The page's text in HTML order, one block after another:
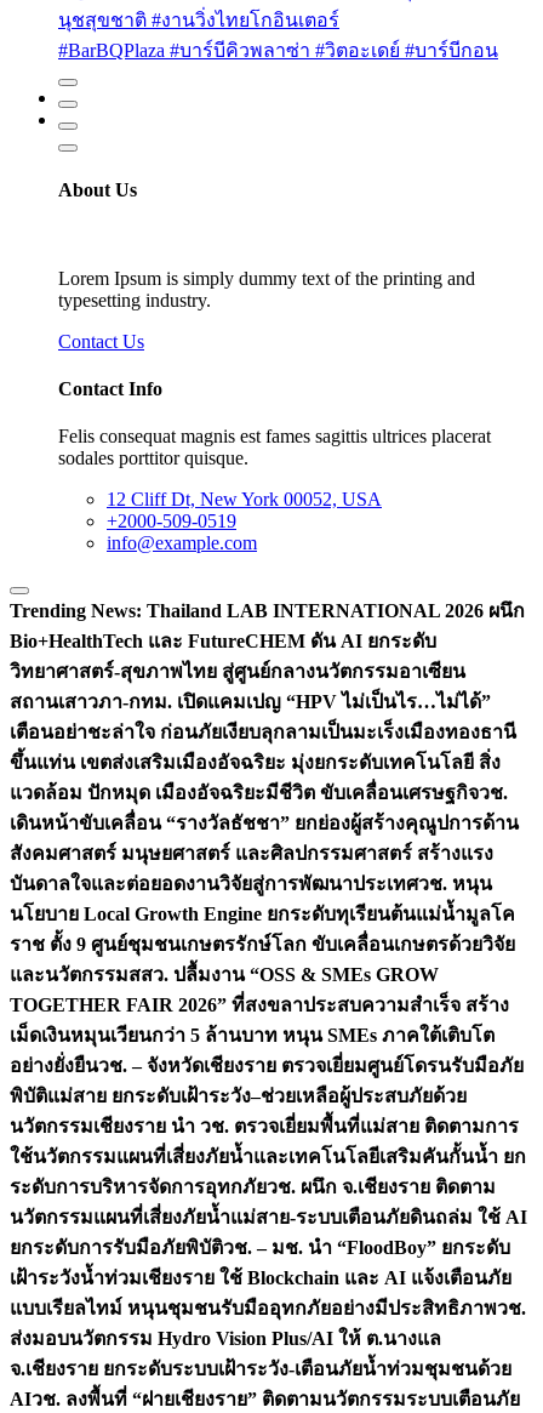
นุชสุขชาติ #งานวิ่งไทยโกอินเตอร์
#BarBQPlaza #บาร์บีคิวพลาซ่า #วิตอะเดย์ #บาร์บีกอน
About Us
Lorem Ipsum is simply dummy text of the printing and
typesetting industry.
Contact Us
Contact Info
Felis consequat magnis est fames sagittis ultrices placerat
sodales porttitor quisque.
12 Cliff Dt, New York 00052, USA
+2000-509-0519
info@example.com
Trending News: Thailand LAB INTERNATIONAL 2026 ผนึก
Bio+HealthTech และ FutureCHEM ดัน AI ยกระดับ
วิทยาศาสตร์-สุขภาพไทย สู่ศูนย์กลางนวัตกรรมอาเซียน
สถานเสาวภา-กทม. เปิดแคมเปญ “HPV ไม่เป็นไร…ไม่ได้”
เตือนอย่าชะล่าใจ ก่อนภัยเงียบลุกลามเป็นมะเร็งเมืองทองธานี
ขึ้นแท่น เขตส่งเสริมเมืองอัจฉริยะ มุ่งยกระดับเทคโนโลยี สิ่ง
แวดล้อม ปักหมุด เมืองอัจฉริยะมีชีวิต ขับเคลื่อนเศรษฐกิจวช.
เดินหน้าขับเคลื่อน “รางวัลธัชชา” ยกย่องผู้สร้างคุณูปการด้าน
สังคมศาสตร์ มนุษยศาสตร์ และศิลปกรรมศาสตร์ สร้างแรง
บันดาลใจและต่อยอดงานวิจัยสู่การพัฒนาประเทศวช. หนุน
นโยบาย Local Growth Engine ยกระดับทุเรียนต้นแม่น้ำมูลโค
ราช ตั้ง 9 ศูนย์ชุมชนเกษตรรักษ์โลก ขับเคลื่อนเกษตรด้วยวิจัย
และนวัตกรรมสสว. ปลื้มงาน “OSS & SMEs GROW
TOGETHER FAIR 2026” ที่สงขลาประสบความสำเร็จ สร้าง
เม็ดเงินหมุนเวียนกว่า 5 ล้านบาท หนุน SMEs ภาคใต้เติบโต
อย่างยั่งยืนวช. – จังหวัดเชียงราย ตรวจเยี่ยมศูนย์โดรนรับมือภัย
พิบัติแม่สาย ยกระดับเฝ้าระวัง–ช่วยเหลือผู้ประสบภัยด้วย
นวัตกรรมเชียงราย นำ วช. ตรวจเยี่ยมพื้นที่แม่สาย ติดตามการ
ใช้นวัตกรรมแผนที่เสี่ยงภัยน้ำและเทคโนโลยีเสริมคันกั้นน้ำ ยก
ระดับการบริหารจัดการอุทกภัยวช. ผนึก จ.เชียงราย ติดตาม
นวัตกรรมแผนที่เสี่ยงภัยน้ำแม่สาย-ระบบเตือนภัยดินถล่ม ใช้ AI
ยกระดับการรับมือภัยพิบัติวช. – มช. นำ “FloodBoy” ยกระดับ
เฝ้าระวังน้ำท่วมเชียงราย ใช้ Blockchain และ AI แจ้งเตือนภัย
แบบเรียลไทม์ หนุนชุมชนรับมืออุทกภัยอย่างมีประสิทธิภาพวช.
ส่งมอบนวัตกรรม Hydro Vision Plus/AI ให้ ต.นางแล
จ.เชียงราย ยกระดับระบบเฝ้าระวัง-เตือนภัยน้ำท่วมชุมชนด้วย
AIวช. ลงพื้นที่ “ฝายเชียงราย” ติดตามนวัตกรรมระบบเตือนภัย